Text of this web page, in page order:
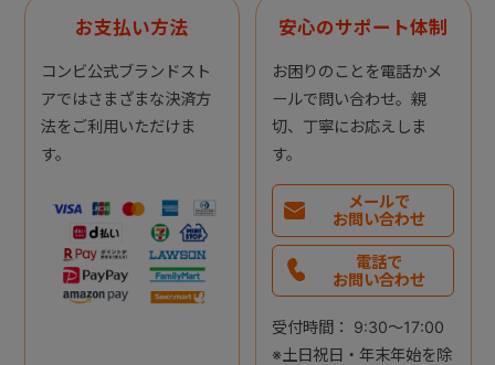
お支払い方法
コンビ公式ブランドスト
アではさまざまな決済方
法をご利用いただけま
す。
安心のサポート体制
お困りのことを電話かメ
ールで問い合わせ。親
切、丁寧にお応えしま
す。
メールで
お問い合わせ
電話で
お問い合わせ
受付時間： 9:30～17:00
※土日祝日・年末年始を除